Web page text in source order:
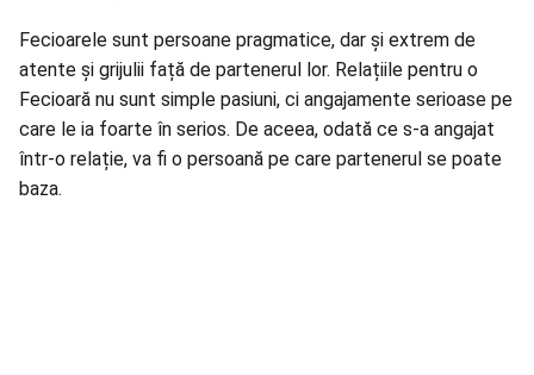
Fecioarele sunt persoane pragmatice, dar și extrem de
atente și grijulii față de partenerul lor. Relațiile pentru o
Fecioară nu sunt simple pasiuni, ci angajamente serioase pe
care le ia foarte în serios. De aceea, odată ce s-a angajat
într-o relație, va fi o persoană pe care partenerul se poate
baza.